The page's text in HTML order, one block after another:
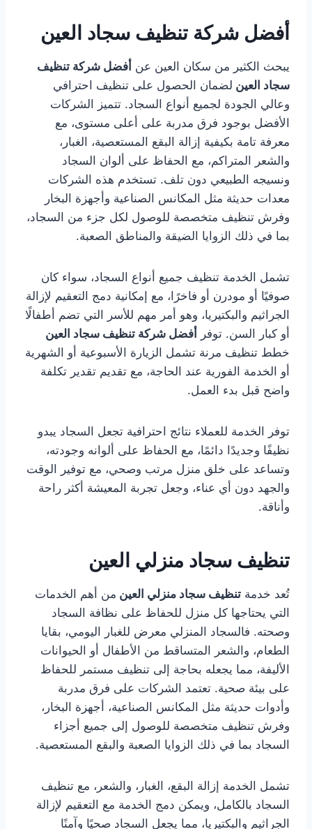
أفضل شركة تنظيف سجاد العين
يبحث الكثير من سكان العين عن أفضل شركة تنظيف
سجاد العين لضمان الحصول على تنظيف احترافي
وعالي الجودة لجميع أنواع السجاد. تتميز الشركات
الأفضل بوجود فرق مدربة على أعلى مستوى، مع
معرفة تامة بكيفية إزالة البقع المستعصية، الغبار،
والشعر المتراكم، مع الحفاظ على ألوان السجاد
ونسيجه الطبيعي دون تلف. تستخدم هذه الشركات
معدات حديثة مثل المكانس الصناعية وأجهزة البخار
وفرش تنظيف متخصصة للوصول لكل جزء من السجاد،
بما في ذلك الزوايا الضيقة والمناطق الصعبة.
تشمل الخدمة تنظيف جميع أنواع السجاد، سواء كان
صوفيًا أو مودرن أو فاخرًا، مع إمكانية دمج التعقيم لإزالة
الجراثيم والبكتيريا، وهو أمر مهم للأسر التي تضم أطفالًا
أو كبار السن. توفر
أفضل شركة تنظيف سجاد العين
خطط تنظيف مرنة تشمل الزيارة الأسبوعية أو الشهرية
أو الخدمة الفورية عند الحاجة، مع تقديم تقدير تكلفة
واضح قبل بدء العمل.
توفر الخدمة للعملاء نتائج احترافية تجعل السجاد يبدو
نظيفًا وجديدًا دائمًا، مع الحفاظ على ألوانه وجودته،
وتساعد على خلق منزل مرتب وصحي، مع توفير الوقت
والجهد دون أي عناء، وجعل تجربة المعيشة أكثر راحة
وأناقة.
تنظيف سجاد منزلي العين
تُعد خدمة تنظيف سجاد منزلي العين من أهم الخدمات
التي يحتاجها كل منزل للحفاظ على نظافة السجاد
وصحته. فالسجاد المنزلي معرض للغبار اليومي، بقايا
الطعام، والشعر المتساقط من الأطفال أو الحيوانات
الأليفة، مما يجعله بحاجة إلى تنظيف مستمر للحفاظ
على بيئة صحية. تعتمد الشركات على فرق مدربة
وأدوات حديثة مثل المكانس الصناعية، أجهزة البخار،
وفرش تنظيف متخصصة للوصول إلى جميع أجزاء
السجاد بما في ذلك الزوايا الصعبة والبقع المستعصية.
تشمل الخدمة إزالة البقع، الغبار، والشعر، مع تنظيف
السجاد بالكامل، ويمكن دمج الخدمة مع التعقيم لإزالة
الجراثيم والبكتيريا، مما يجعل السجاد صحيًا وآمنًا